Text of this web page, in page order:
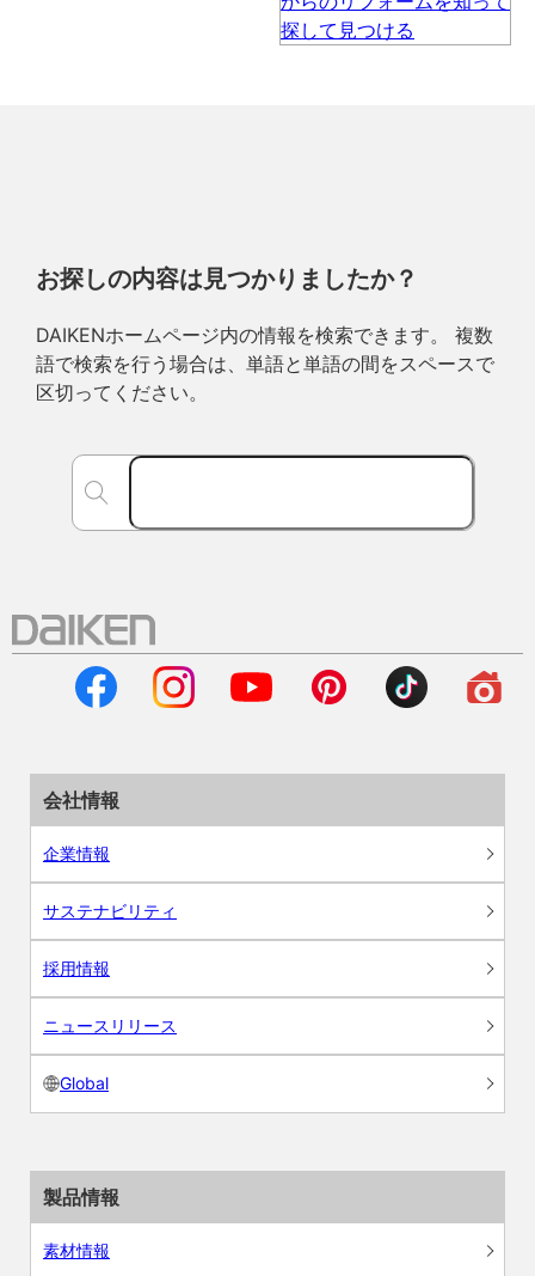
お探しの内容は見つかりましたか？
DAIKENホームページ内の情報を検索できます。 複数
語で検索を行う場合は、単語と単語の間をスペースで
区切ってください。
会社情報
企業情報
サステナビリティ
採用情報
ニュースリリース
Global
製品情報
素材情報